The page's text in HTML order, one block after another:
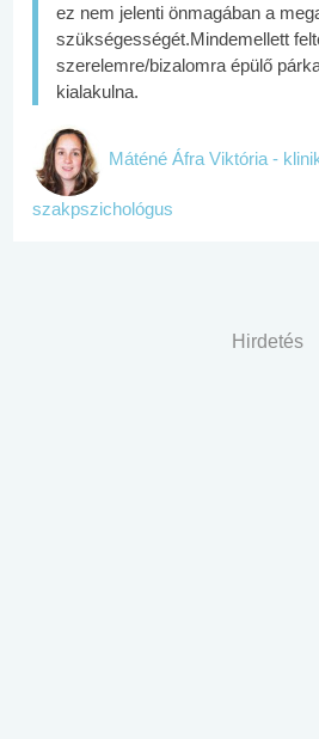
ez nem jelenti önmagában a
szükségességét.Mindemellett
szerelemre/bizalomra épülő
kialakulna.
Máténé Áfra Viktória -
szakpszichológus
Hirdetés